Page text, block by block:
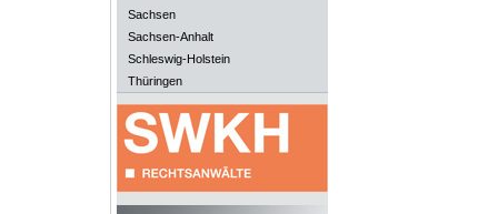
Sachsen
Sachsen-Anhalt
Schleswig-Holstein
Thüringen